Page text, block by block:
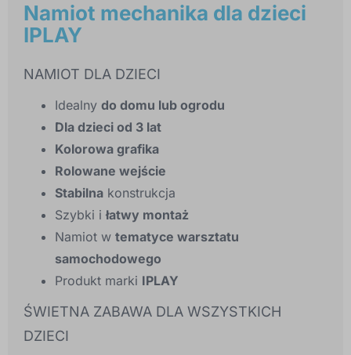
Namiot mechanika dla dzieci
IPLAY
NAMIOT DLA DZIECI
Idealny do domu lub ogrodu
Dla dzieci od 3 lat
Kolorowa grafika
Rolowane wejście
Stabilna konstrukcja
Szybki i łatwy montaż
Namiot w tematyce warsztatu
samochodowego
Produkt marki IPLAY
ŚWIETNA ZABAWA DLA WSZYSTKICH
DZIECI